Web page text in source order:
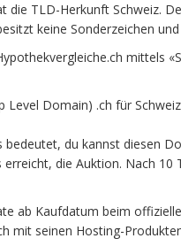
die TLD-Herkunft Schweiz.
keine Sonderzeichen
mittels
Domain) .ch für
du kannst diesen
die Auktion. Nach 10
ab Kaufdatum beim
mit seinen Hosting-